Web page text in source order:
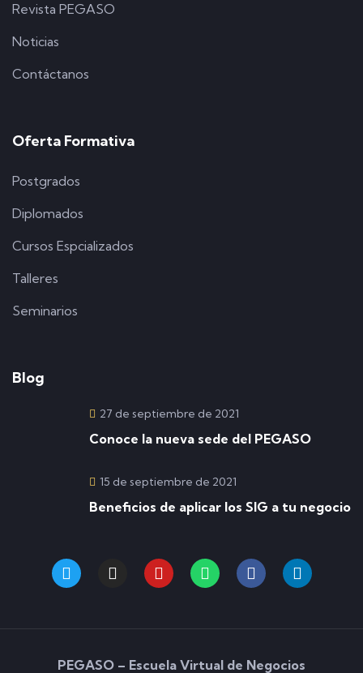
Revista PEGASO
Noticias
Contáctanos
Oferta Formativa
Postgrados
Diplomados
Cursos Espcializados
Talleres
Seminarios
Blog
27 de septiembre de 2021
Conoce la nueva sede del PEGASO
15 de septiembre de 2021
Beneficios de aplicar los SIG a tu negocio
PEGASO – Escuela Virtual de Negocios